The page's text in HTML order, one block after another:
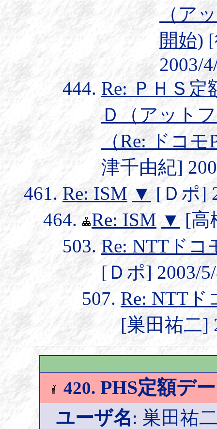
（ア
開始)
2003/
Re: ＰＨＳ
Ｄ（アット
（Re: ドコ
津千由紀]
Re: ISM ▼ [Ｄポ]
Re: ISM ▼ [高
Re: NTTドコ
[Ｄポ] 2003/
Re: NTTド
[巣田祐二]
420. PHS定額デ
ユーザ名: 巣田祐